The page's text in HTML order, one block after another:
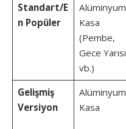
Standart/E
n Popüler
Alüminyum
Kasa
(Pembe,
Gece Yarısı
vb.)
Gelişmiş
Versiyon
Alüminyum
Kasa